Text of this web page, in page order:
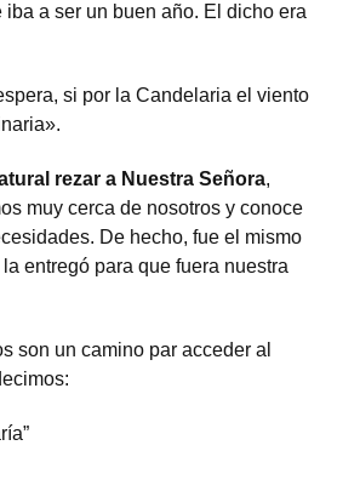
iba a ser un buen año. El dicho era
si por la Candelaria el viento
rezar a Nuestra Señora,
muy cerca de nosotros y conoce
De hecho, fue el mismo
entregó para que fuera nuestra
son un camino par acceder al